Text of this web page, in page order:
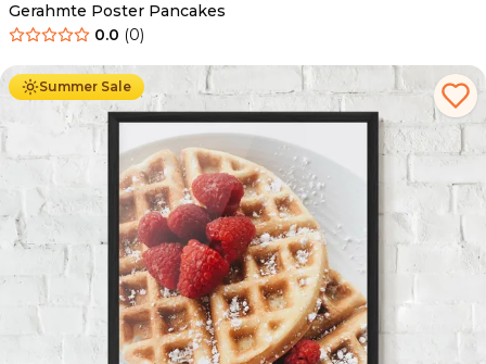
Gerahmte Poster Pancakes
0.0 (0)
Summer Sale
Ab 49.90 € 29.90